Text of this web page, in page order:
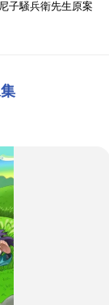
子騒兵衛先生原案